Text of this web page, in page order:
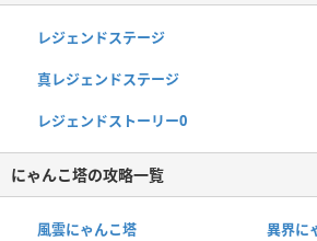
レジェンドステージ
真レジェンドステージ
レジェンドストーリー0
にゃんこ塔の攻略一覧
風雲にゃんこ塔 異界に